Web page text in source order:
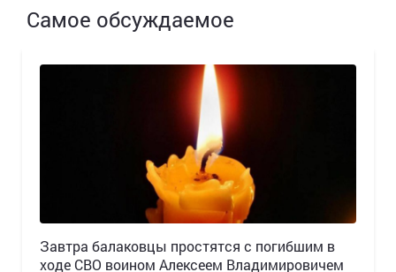
Самое обсуждаемое
Завтра балаковцы простятся с погибшим в
ходе СВО воином Алексеем Владимировичем